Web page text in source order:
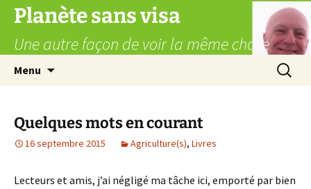
Aller
contenu
Planète sans visa
Une autre façon de voir la même chose
Menu
Quelques mots en courant
16 septembre 2015 Agriculture(s), Livres
Lecteurs et amis, j’ai négligé ma tâche ici, emporté par bien